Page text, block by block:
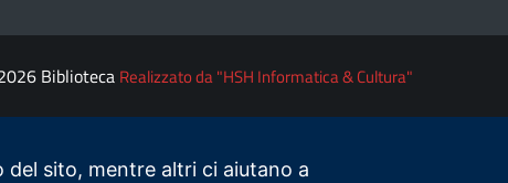
Biblioteca Realizzato da "HSH Informatica & Cultura"
del sito, mentre altri ci aiutano a